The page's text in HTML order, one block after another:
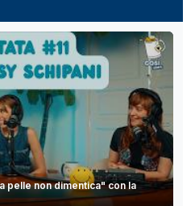
pelle non dimentica" con la